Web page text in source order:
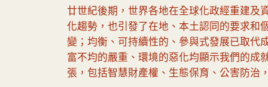
廿世紀後期，世界各地在全球化政經重建及
化趨勢，也引發了在地、本土認同的要求和
變；均衡、可持續性的、參與式發展已取代
富不均的嚴重、環境的惡化均顯示我們的成
張，包括智慧財產權、生態保育、公害防治